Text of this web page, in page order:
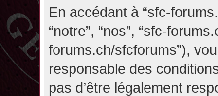
En accédant à “sfc-
“notre”, “nos”, “sfc-
forums.ch/sfcforums”),
responsable des
pas d’être légalement